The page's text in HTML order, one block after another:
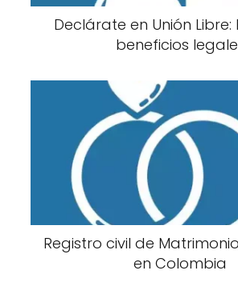
Declárate en Unión Libre:
beneficios
Registro civil de
en Colombia